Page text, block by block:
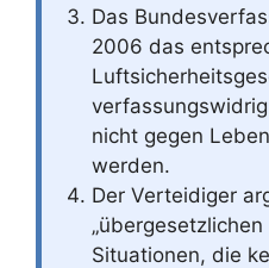
Das
2006 das
nicht gegen
werden.
Der Verteidiger
Situationen, die